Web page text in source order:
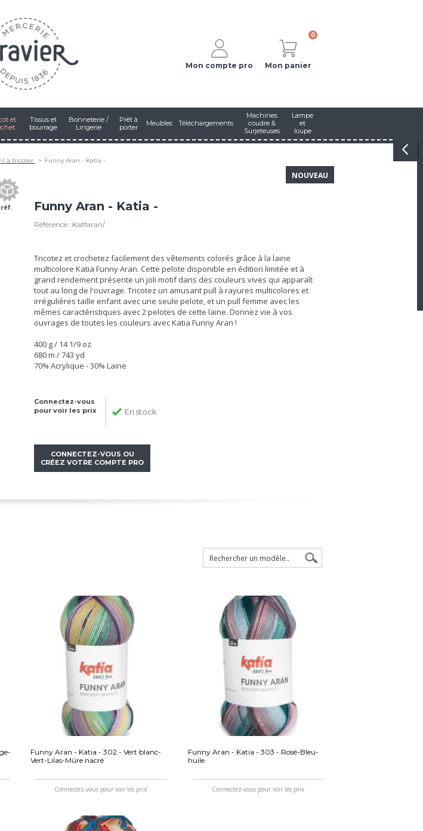
Mon compte pro
0
Mon panier
et
Tissus et
bourrage
Bonneterie /
Lingerie
Prêt à
porter
Meubles Téléchargements
Machines
coudre &
Surjeteuses
Lampe
et
loupe
à tricoter Funny Aran - Katia -
réf.
NOUVEAU
Funny Aran - Katia -
Référence : Katfaran/
Tricotez et crochetez facilement des vêtements colorés grâce à la laine
multicolore Katia Funny Aran. Cette pelote disponible en édition limitée et à
grand rendement présente un joli motif dans des couleurs vives qui apparaît
tout au long de l'ouvrage. Tricotez un amusant pull à rayures multicolores et
irrégulières taille enfant avec une seule pelote, et un pull femme avec les
mêmes caractéristiques avec 2 pelotes de cette laine. Donnez vie à vos
ouvrages de toutes les couleurs avec Katia Funny Aran !
400 g / 14 1/9 oz
680 m / 743 yd
70% Acrylique - 30% Laine
Connectez-vous
pour voir les prix
En stock
CONNECTEZ-VOUS OU
CRÉEZ VOTRE COMPTE PRO
Funny Aran - Katia - 302 - Vert blanc-
Vert-Lilas-Mûre nacré
Connectez-vous pour voir les prix
Funny Aran - Katia - 303 - Rosé-Bleu-
huile
Connectez-vous pour voir les prix